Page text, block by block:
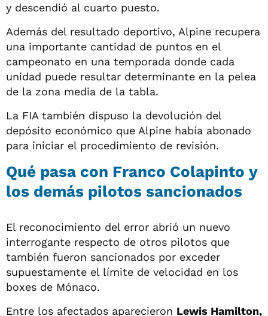
y descendió al cuarto puesto.
Además del resultado deportivo, Alpine recupera
una importante cantidad de puntos en el
campeonato en una temporada donde cada
unidad puede resultar determinante en la pelea
de la zona media de la tabla.
La FIA también dispuso la devolución del
depósito económico que Alpine había abonado
para iniciar el procedimiento de revisión.
Qué pasa con Franco Colapinto y
los demás pilotos sancionados
El reconocimiento del error abrió un nuevo
interrogante respecto de otros pilotos que
también fueron sancionados por exceder
supuestamente el límite de velocidad en los
boxes de Mónaco.
Entre los afectados aparecieron Lewis Hamilton,